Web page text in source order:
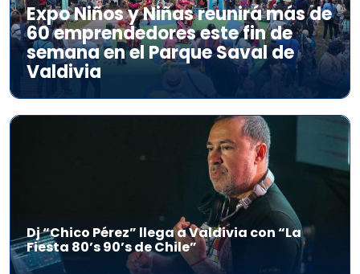
Expo Niños y Niñas reunirá más de
60 emprendedores este fin de
semana en el Parque Saval de
Valdivia
Dj “Chico Pérez” llega a Valdivia con “La
Fiesta 80’s 90’s de Chile”